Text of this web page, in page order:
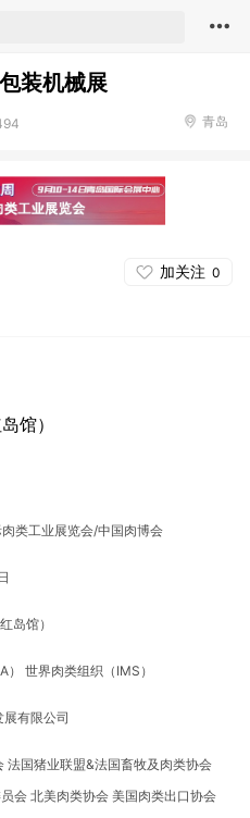
装机械展
青岛
加关注 0
馆）
类工业展览会/中国肉博会
岛馆）
世界肉类组织（IMS）
有限公司
法国猪业联盟&法国畜牧及肉类协会
会 北美肉类协会 美国肉类出口协会